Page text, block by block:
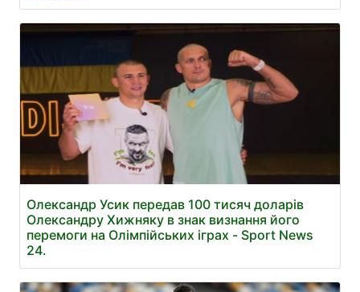
Олександр Усик передав 100 тисяч доларів
Олександру Хижняку в знак визнання його
перемоги на Олімпійських іграх - Sport News
24.